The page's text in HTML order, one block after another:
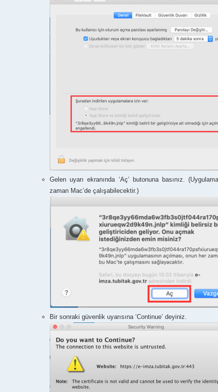
Gelen uyarı ekranında ‘Aç’ butonuna basınız.
zaman Mac’de çalışabilecektir.)
Bir sonraki güvenlik uyarısına ‘Continue’ deyiniz.